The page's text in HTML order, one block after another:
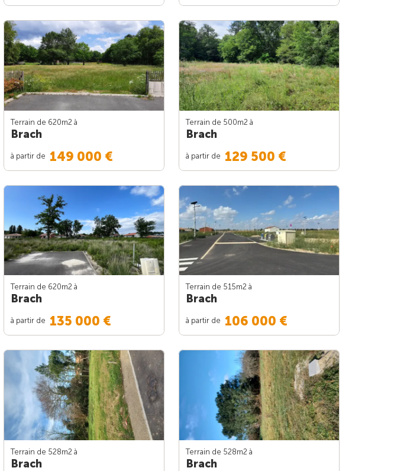
Terrain de 620m2 à
Brach
à partir de 149 000 €
Terrain de 500m2 à
Brach
à partir de 129 500 €
Terrain de 620m2 à
Brach
à partir de 135 000 €
Terrain de 515m2 à
Brach
à partir de 106 000 €
Terrain de 528m2 à
Brach
Terrain de 528m2 à
Brach